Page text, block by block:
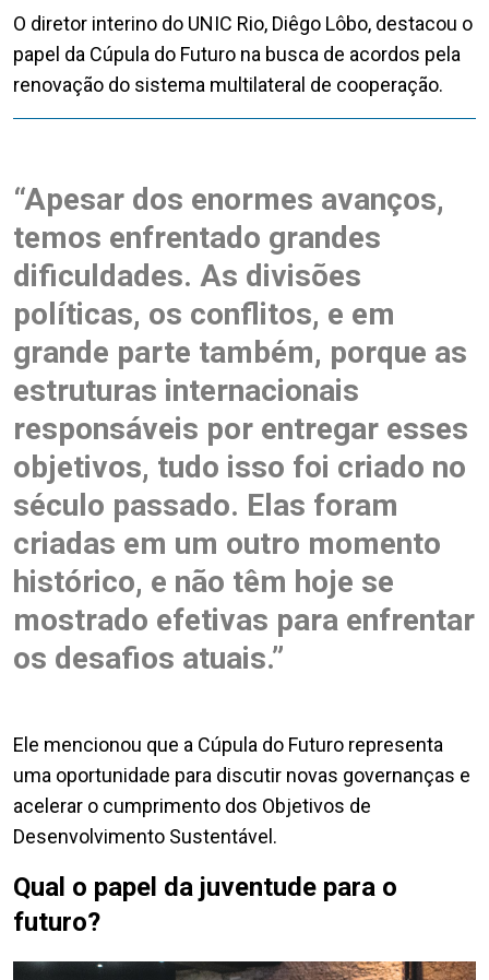
O diretor interino do UNIC Rio, Diêgo Lôbo, destacou o
papel da Cúpula do Futuro na busca de acordos pela
renovação do sistema multilateral de cooperação.
“Apesar dos enormes avanços,
temos enfrentado grandes
dificuldades. As divisões
políticas, os conflitos, e em
grande parte também, porque as
estruturas internacionais
responsáveis por entregar esses
objetivos, tudo isso foi criado no
século passado. Elas foram
criadas em um outro momento
histórico, e não têm hoje se
mostrado efetivas para enfrentar
os desafios atuais.”
Ele mencionou que a Cúpula do Futuro representa
uma oportunidade para discutir novas governanças e
acelerar o cumprimento dos Objetivos de
Desenvolvimento Sustentável.
Qual o papel da juventude para o
futuro?